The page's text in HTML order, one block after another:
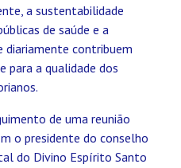
a sustentabilidade
de saúde e a
diariamente contribuem
para a qualidade dos
de uma reunião
o presidente do conselho
do Divino Espírito Santo